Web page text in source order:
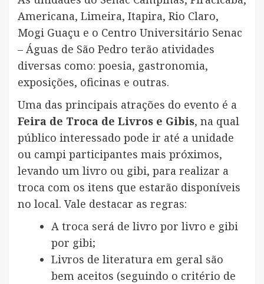
Americana, Limeira, Itapira, Rio Claro,
Mogi Guaçu e o Centro Universitário Senac
– Águas de São Pedro terão atividades
diversas como: poesia, gastronomia,
exposições, oficinas e outras.
Uma das principais atrações do evento é a
Feira de Troca de Livros e Gibis, na qual
público interessado pode ir até a unidade
ou campi participantes mais próximos,
levando um livro ou gibi, para realizar a
troca com os itens que estarão disponíveis
no local. Vale destacar as regras:
A troca será de livro por livro e gibi
por gibi;
Livros de literatura em geral são
bem aceitos (seguindo o critério de